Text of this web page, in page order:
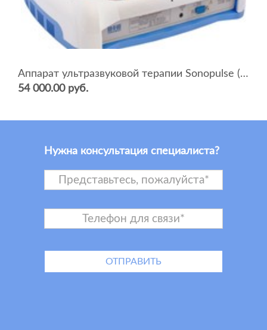
Аппарат ультразвуковой терапии Sonopulse (мультичастотный 1 и 3 Мгц)
54 000.00 руб.
Нужна консультация специалиста?